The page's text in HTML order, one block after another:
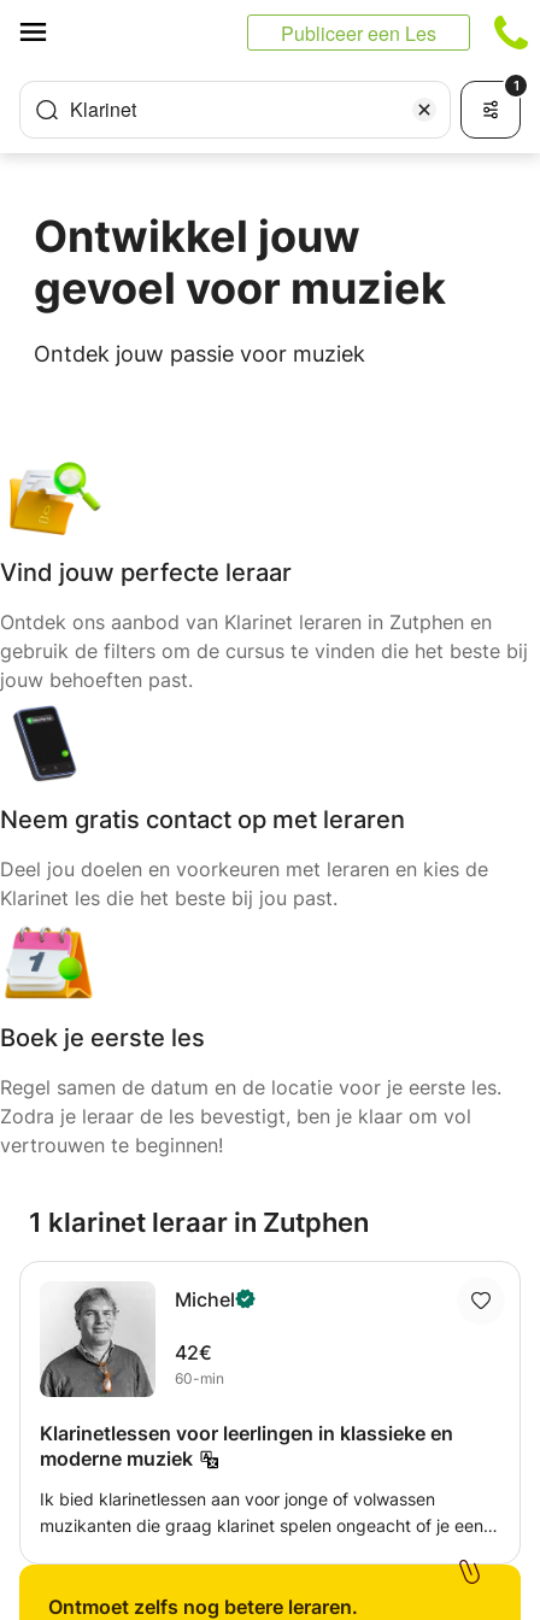
Publiceer een Les
Klarinet
1
Ontwikkel jouw
gevoel voor muziek
Ontdek jouw passie voor muziek
Vind jouw perfecte leraar
Ontdek ons aanbod van Klarinet leraren in Zutphen en
gebruik de filters om de cursus te vinden die het beste bij
jouw behoeften past.
Neem gratis contact op met leraren
Deel jou doelen en voorkeuren met leraren en kies de
Klarinet les die het beste bij jou past.
Boek je eerste les
Regel samen de datum en de locatie voor je eerste les.
Zodra je leraar de les bevestigt, ben je klaar om vol
vertrouwen te beginnen!
1 klarinet leraar in Zutphen
Michel
42€
60-min
Klarinetlessen voor leerlingen in klassieke en
moderne muziek
Ik bied klarinetlessen aan voor jonge of volwassen
muzikanten die graag klarinet spelen ongeacht of je een
verschillende methodieken voor de klarinetpraktijk (voor
Ontmoet zelfs nog betere leraren.